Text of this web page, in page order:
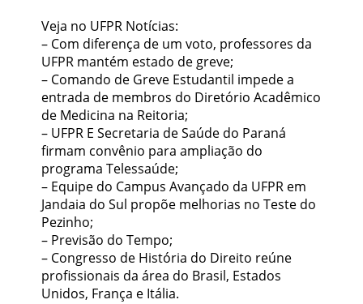
Veja no UFPR Notícias:
– Com diferença de um voto, professores da
UFPR mantém estado de greve;
– Comando de Greve Estudantil impede a
entrada de membros do Diretório Acadêmico
de Medicina na Reitoria;
– UFPR E Secretaria de Saúde do Paraná
firmam convênio para ampliação do
programa Telessaúde;
– Equipe do Campus Avançado da UFPR em
Jandaia do Sul propõe melhorias no Teste do
Pezinho;
– Previsão do Tempo;
– Congresso de História do Direito reúne
profissionais da área do Brasil, Estados
Unidos, França e Itália.